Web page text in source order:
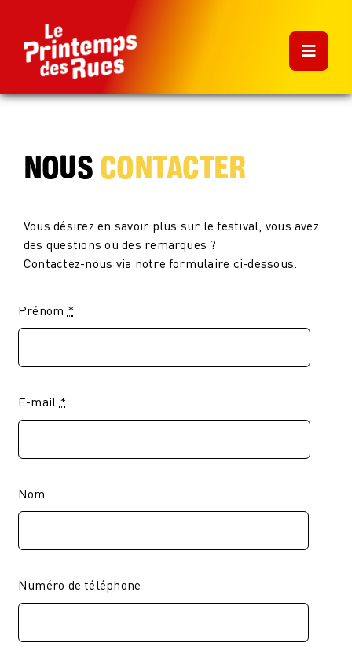
content
à
bascule
LE FESTIVAL
CONTACTS
DEVENIR BÉNÉVOLE
NOUS CONTACTER
Vous désirez en savoir plus sur le festival, vous avez
des questions ou des remarques ?
Contactez-nous via notre formulaire ci-dessous.
Prénom *
E-mail *
Nom
Numéro de téléphone